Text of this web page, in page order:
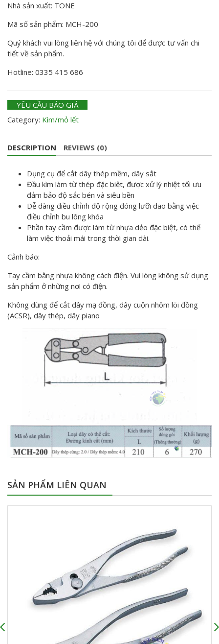
Nhà sản xuất: TONE
Mã số sản phẩm: MCH-200
Quý khách vui lòng liên hệ với chúng tôi để được tư vấn chi
tiết về sản phẩm.
Hotline: 0335 415 686
YÊU CẦU BÁO GIÁ
Category: Kìm/mỏ lết
DESCRIPTION REVIEWS (0)
Dụng cụ để cắt dây thép mềm, dây sắt
Đầu kìm làm từ thép đặc biệt, được xử lý nhiệt tối ưu
đảm bảo độ sắc bén và siêu bền
Dễ dàng điều chỉnh độ rộng đóng lưỡi dao bằng việc
điều chỉnh bu lông khóa
Phần tay cầm được làm từ nhựa dẻo đặc biệt, có thể
làm việc thoải mái trong thời gian dài.
Cảnh báo:
Tay cầm bằng nhựa không cách điện. Vui lòng không sử dụng
sản phẩm ở những nơi có điện.
Không dùng để cắt dây mạ đồng, dây cuộn nhôm lõi đồng
(ACSR), dây thép, dây piano
SẢN PHẨM LIÊN QUAN